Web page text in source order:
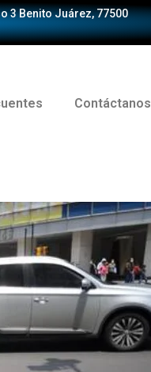
3 Benito Juárez, 77500
Contáctanos